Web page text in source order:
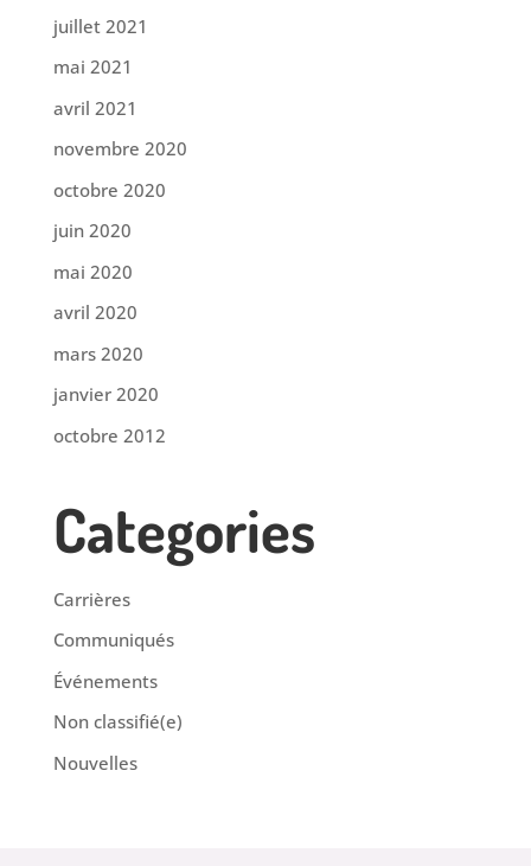
juillet 2021
mai 2021
avril 2021
novembre 2020
octobre 2020
juin 2020
mai 2020
avril 2020
mars 2020
janvier 2020
octobre 2012
Categories
Carrières
Communiqués
Événements
Non classifié(e)
Nouvelles